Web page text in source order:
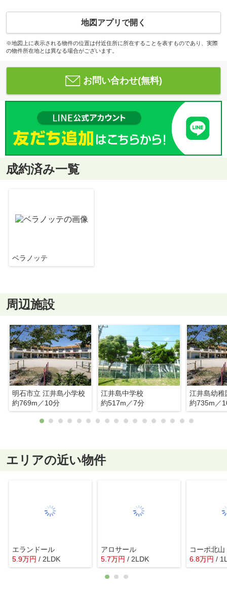
地図アプリで開く
※地図上に表示される物件の位置は付近住所に所在することを表すものであり、実際
の物件所在地とは異なる場合がございます。
お問い合わせ(無料)
成約済み一覧
ベラノッテ
周辺施設
明石市立 江井島小学校
約769m／10分
江井島中学校
約517m／7分
江井島幼稚
約735m／
エリアの近い物件
エランドール
5.9万円 / 2LDK
アロサール
5.7万円 / 2LDK
コーポ北山
6.8万円 /